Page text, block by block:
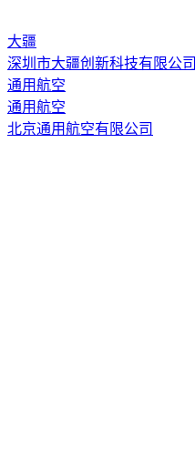
大疆
深圳市大疆创新科技有限公司
通用航空
通用航空
北京通用航空有限公司